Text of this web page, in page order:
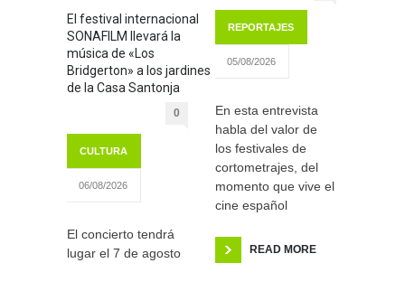
El festival internacional
SONAFILM llevará la
música de «Los
Bridgerton» a los jardines
de la Casa Santonja
0
CULTURA
06/08/2026
El concierto tendrá
lugar el 7 de agosto
REPORTAJES
05/08/2026
En esta entrevista
habla del valor de
los festivales de
cortometrajes, del
momento que vive el
cine español
READ MORE